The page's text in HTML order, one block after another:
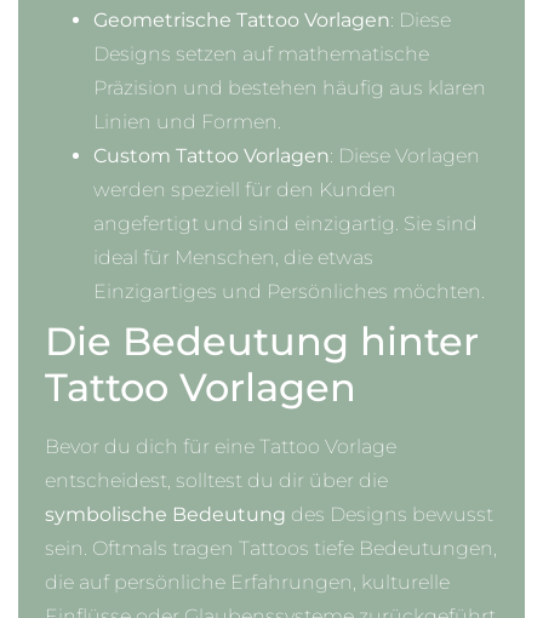
Geometrische Tattoo Vorlagen: Diese
Designs setzen auf mathematische
Präzision und bestehen häufig aus klaren
Linien und Formen.
Custom Tattoo Vorlagen: Diese Vorlagen
werden speziell für den Kunden
angefertigt und sind einzigartig. Sie sind
ideal für Menschen, die etwas
Einzigartiges und Persönliches möchten.
Die Bedeutung hinter
Tattoo Vorlagen
Bevor du dich für eine Tattoo Vorlage
entscheidest, solltest du dir über die
symbolische Bedeutung des Designs bewusst
sein. Oftmals tragen Tattoos tiefe Bedeutungen,
die auf persönliche Erfahrungen, kulturelle